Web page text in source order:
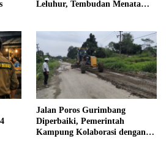
Leluhur, Tembudan Menata
Jalan Poros Gurimbang
Diperbaiki, Pemerintah
Kampung Kolaborasi dengan